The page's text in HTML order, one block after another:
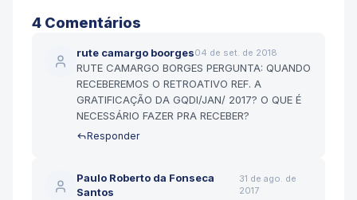
4 Comentários
rute camargo boorges04 de set. de 2018
RUTE CAMARGO BORGES PERGUNTA: QUANDO
RECEBEREMOS O RETROATIVO REF. A
GRATIFICAÇÃO DA GQDI/JAN/ 2017? O QUE É
NECESSÁRIO FAZER PRA RECEBER?
Responder
Paulo Roberto da Fonseca
Santos
31 de ago. de
2017